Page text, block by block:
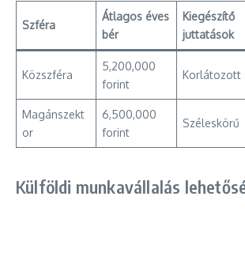
Szféra
Átlagos éves
bér
Kiegészítő
juttatások
Közszféra
5,200,000
forint
Korlátozott
Magánszekt
or
6,500,000
forint
Széleskörű
Külföldi munkavállalás